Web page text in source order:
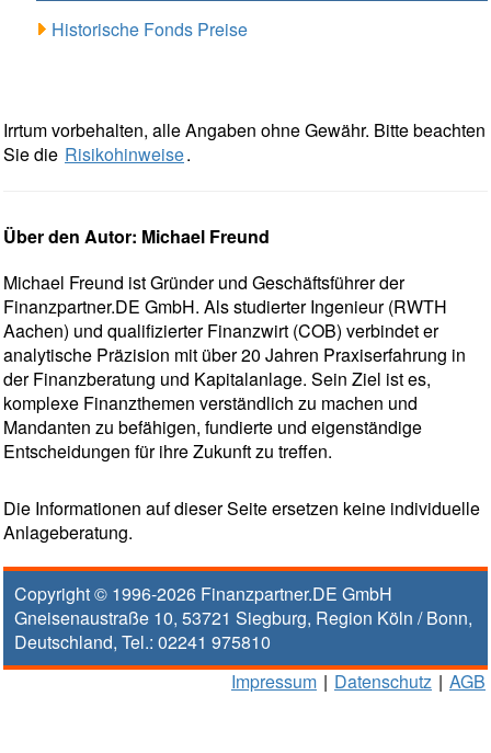
Historische Fonds Preise
Irrtum vorbehalten, alle Angaben ohne Gewähr. Bitte beachten
Sie die Risikohinweise.
Über den Autor: Michael Freund
Michael Freund ist Gründer und Geschäftsführer der
Finanzpartner.DE GmbH. Als studierter Ingenieur (RWTH
Aachen) und qualifizierter Finanzwirt (COB) verbindet er
analytische Präzision mit über 20 Jahren Praxiserfahrung in
der Finanzberatung und Kapitalanlage. Sein Ziel ist es,
komplexe Finanzthemen verständlich zu machen und
Mandanten zu befähigen, fundierte und eigenständige
Entscheidungen für ihre Zukunft zu treffen.
Die Informationen auf dieser Seite ersetzen keine individuelle
Anlageberatung.
Copyright © 1996-2026 Finanzpartner.DE GmbH
Gneisenaustraße 10, 53721 Siegburg, Region Köln / Bonn,
Deutschland, Tel.: 02241 975810
Impressum | Datenschutz | AGB